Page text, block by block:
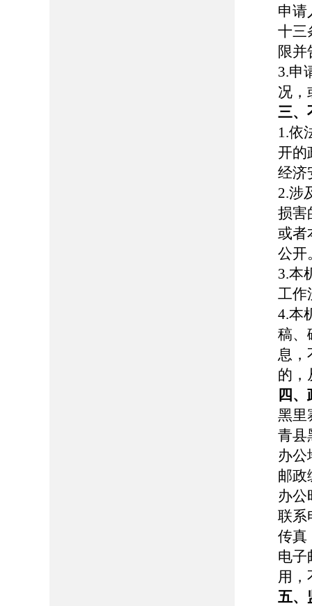
申请
十三
限并
3.申
况，
三、
1.依
开的
经济
2.涉
损害
或者
公开
3.本
工作
4.本
稿、
息，
的，
四
黑里
青县
办公
邮政
办公
联系
传真
电子
用，
五、